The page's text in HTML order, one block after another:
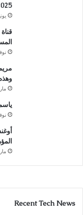
2025-2026.. الأسعار
يونيو
مارس
مارس
Recent Tech News